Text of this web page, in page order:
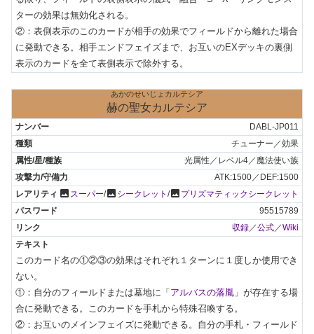
ターの効果は無効化される。
②：表側表示のこのカードが相手の効果でフィールドから離れた場合
に発動できる。相手エンドフェイズまで、お互いのEXデッキの裏側
表示のカードを全て表側表示で除外する。
あかのせいじょカルテシア
赫の聖女カルテシア
DABL-JP011
チューナー／効果
光属性／レベル4／魔法使い族
ATK:1500／DEF:1500
photo スーパー/photo シークレット /photo プリズマティックシークレット
95515789
収録 ／公式 ／Wiki
このカード名の①②③の効果はそれぞれ１ターンに１度しか使用でき
ない。
①：自分のフィールドまたは墓地に「アルバスの落胤 」が存在する場
合に発動できる。このカードを手札から特殊召喚する。
②：お互いのメインフェイズに発動できる。自分の手札・フィールド